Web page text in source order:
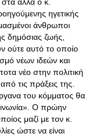
ηγετικής
άνθρωποι
δημόσιας ζωής,
ούτε αυτό το οποίο
νέων ιδεών και
νέο στην πολιτική
τις πράξεις της
του κόμματος θα
Ο πρώην
μαζί με τον κ.
ώστε να είναι